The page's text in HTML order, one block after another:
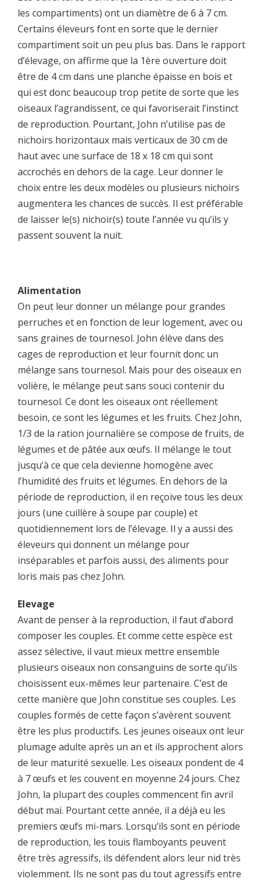
les compartiments) ont un diamètre de 6 à 7 cm.
Certains éleveurs font en sorte que le dernier
compartiment soit un peu plus bas. Dans le rapport
d’élevage, on affirme que la 1ère ouverture doit
être de 4 cm dans une planche épaisse en bois et
qui est donc beaucoup trop petite de sorte que les
oiseaux l’agrandissent, ce qui favoriserait l’instinct
de reproduction. Pourtant, John n’utilise pas de
nichoirs horizontaux mais verticaux de 30 cm de
haut avec une surface de 18 x 18 cm qui sont
accrochés en dehors de la cage. Leur donner le
choix entre les deux modèles ou plusieurs nichoirs
augmentera les chances de succès. Il est préférable
de laisser le(s) nichoir(s) toute l’année vu qu’ils y
passent souvent la nuit.
Alimentation
On peut leur donner un mélange pour grandes
perruches et en fonction de leur logement, avec ou
sans graines de tournesol. John élève dans des
cages de reproduction et leur fournit donc un
mélange sans tournesol. Mais pour des oiseaux en
volière, le mélange peut sans souci contenir du
tournesol. Ce dont les oiseaux ont réellement
besoin, ce sont les légumes et les fruits. Chez John,
1/3 de la ration journalière se compose de fruits, de
légumes et de pâtée aux œufs. Il mélange le tout
jusqu’à ce que cela devienne homogène avec
l’humidité des fruits et légumes. En dehors de la
période de reproduction, il en reçoive tous les deux
jours (une cuillère à soupe par couple) et
quotidiennement lors de l’élevage. Il y a aussi des
éleveurs qui donnent un mélange pour
inséparables et parfois aussi, des aliments pour
loris mais pas chez John.
Elevage
Avant de penser à la reproduction, il faut d’abord
composer les couples. Et comme cette espèce est
assez sélective, il vaut mieux mettre ensemble
plusieurs oiseaux non consanguins de sorte qu’ils
choisissent eux-mêmes leur partenaire. C’est de
cette manière que John constitue ses couples. Les
couples formés de cette façon s’avèrent souvent
être les plus productifs. Les jeunes oiseaux ont leur
plumage adulte après un an et ils approchent alors
de leur maturité sexuelle. Les oiseaux pondent de 4
à 7 œufs et les couvent en moyenne 24 jours. Chez
John, la plupart des couples commencent fin avril
début mai. Pourtant cette année, il a déjà eu les
premiers œufs mi-mars. Lorsqu’ils sont en période
de reproduction, les touïs flamboyants peuvent
être très agressifs, ils défendent alors leur nid très
violemment. Ils ne sont pas du tout agressifs entre